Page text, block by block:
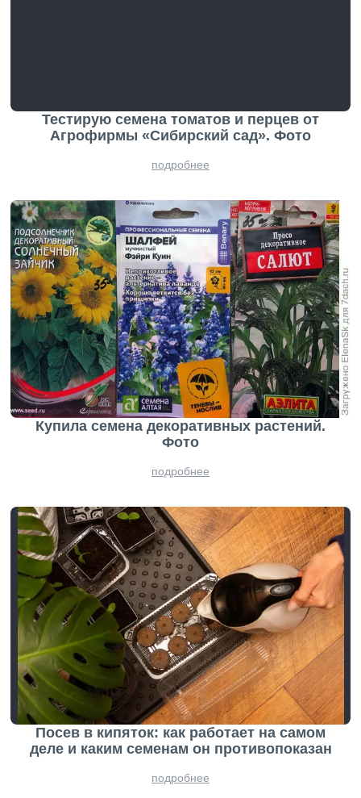
Тестирую семена томатов и перцев от
Агрофирмы «Сибирский сад». Фото
подробнее
Купила семена декоративных растений.
Фото
подробнее
Посев в кипяток: как работает на самом
деле и каким семенам он противопоказан
подробнее